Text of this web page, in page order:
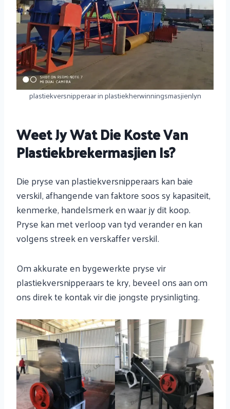
plastiekversnipperaar in plastiekherwinningsmasjienlyn
Weet Jy Wat Die Koste Van
Plastiekbrekermasjien Is?
Die pryse van plastiekversnipperaars kan baie
verskil, afhangende van faktore soos sy kapasiteit,
kenmerke, handelsmerk en waar jy dit koop.
Pryse kan met verloop van tyd verander en kan
volgens streek en verskaffer verskil.
Om akkurate en bygewerkte pryse vir
plastiekversnipperaars te kry, beveel ons aan om
ons direk te kontak vir die jongste prysinligting.